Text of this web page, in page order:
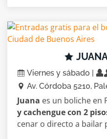
Viernes y sábado |
Av. Córdoba 5210,
Juana es un boliche en
y cachengue con 2
cenar o directo a bailar